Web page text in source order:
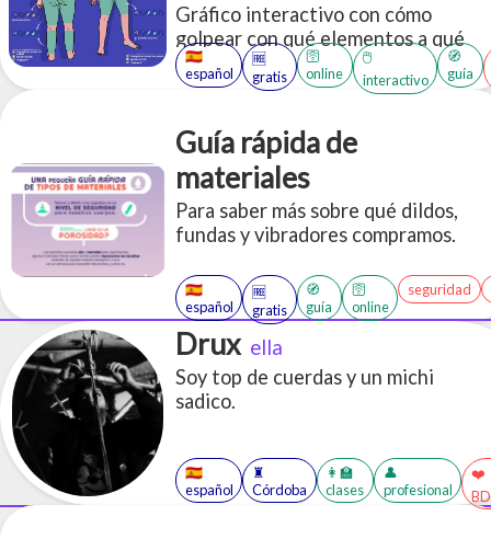
Gráfico interactivo con cómo
golpear con qué elementos a qué
partes del cuerpo, de forma
consensuada.
🇪🇸
español
🆓
gratis
🛜
online
🖱️
interactivo
🧭
guía
Guía rápida de
materiales
Para saber más sobre qué dildos,
fundas y vibradores compramos.
🇪🇸
español
🆓
gratis
🧭
guía
🛜
online
seguridad
Drux ella
Soy top de cuerdas y un michi
sadico.
🇪🇸
español
♜
Córdoba
👩‍🏫
clases
👤
profesional
❤️